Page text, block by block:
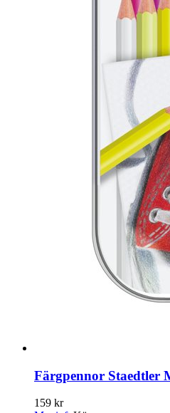
Färgpennor Staedtler
159 kr